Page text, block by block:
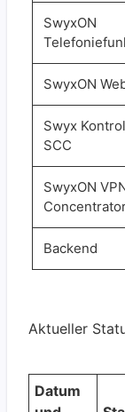
SwyxON
SwyxON
Swyx
SCC
SwyxON
Backend
Aktueller
Datum